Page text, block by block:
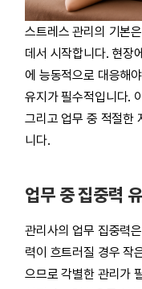
스트레스 관리의 기본
데서 시작합니다. 현장
에 능동적으로 대응해
유지가 필수적입니다.
그리고 업무 중 적절한
니다.
업무 중 집중력
관리사의 업무 집중력
력이 흐트러질 경우 작
으므로 각별한 관리가